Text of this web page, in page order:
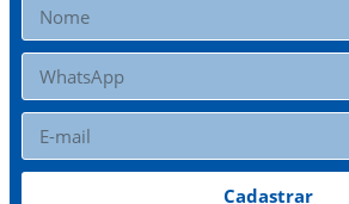
Cadastrar